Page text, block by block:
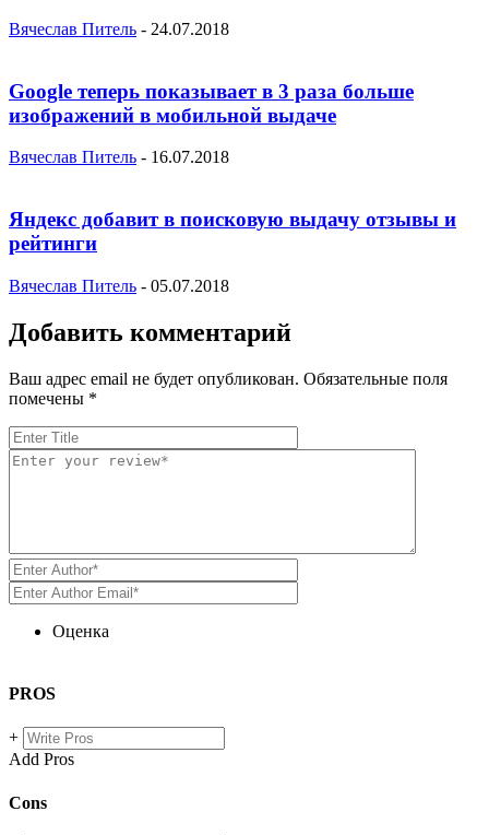
Вячеслав Питель - 24.07.2018
Google теперь показывает в 3 раза больше
изображений в мобильной выдаче
Вячеслав Питель - 16.07.2018
Яндекс добавит в поисковую выдачу отзывы и
рейтинги
Вячеслав Питель - 05.07.2018
Добавить комментарий
Ваш адрес email не будет опубликован. Обязательные поля
помечены *
Оценка
PROS
+
Add Pros
Cons